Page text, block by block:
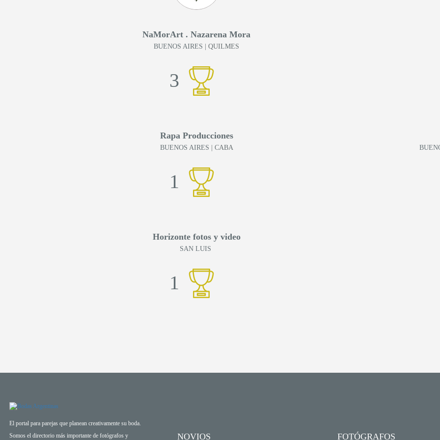
NaMorArt . Nazarena Mora
BUENOS AIRES | QUILMES
3
Rapa Producciones
BUENOS AIRES | CABA
1
Horizonte fotos y video
SAN LUIS
1
El portal para parejas que planean creativamente su boda.
Somos el directorio más importante de fotógrafos y
NOVIOS FOTÓGRAFOS